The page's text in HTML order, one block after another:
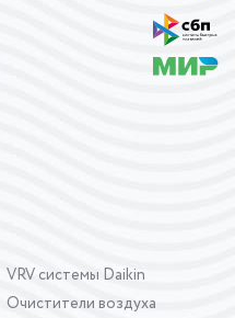
VRV системы Daikin
Очистители воздуха